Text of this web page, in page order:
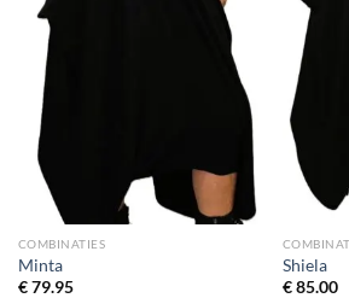
COMBINATIES
Minta
€79.95
Shiela
€85.00